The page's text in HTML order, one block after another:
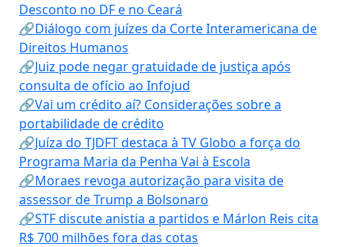
Desconto no DF e no Ceará
🔗Diálogo com juízes da Corte Interamericana de
Direitos Humanos
🔗Juiz pode negar gratuidade de justiça após
consulta de ofício ao Infojud
🔗Vai um crédito aí? Considerações sobre a
portabilidade de crédito
🔗Juíza do TJDFT destaca à TV Globo a força do
Programa Maria da Penha Vai à Escola
🔗Moraes revoga autorização para visita de
assessor de Trump a Bolsonaro
🔗STF discute anistia a partidos e Márlon Reis cita
R$ 700 milhões fora das cotas